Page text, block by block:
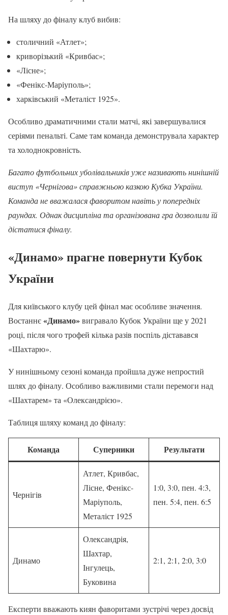
На шляху до фіналу клуб вибив:
столичний «Атлет»;
криворізький «Кривбас»;
«Лісне»;
«Фенікс-Маріуполь»;
харківський «Металіст 1925».
Особливо драматичними стали матчі, які завершувалися
серіями пенальті. Саме там команда демонструвала характер
та холоднокровність.
Багато футбольних уболівальників уже називають нинішній
виступ «Чернігова» справжньою казкою Кубка України.
Команда не вважалася фаворитом навіть у попередніх
раундах. Однак дисципліна та організована гра дозволили їй
дістатися фіналу.
«Динамо» прагне повернути Кубок
України
Для київського клубу цей фінал має особливе значення.
Востаннє«Динамо»вигравало Кубок України ще у 2021
році, після чого трофей кілька разів поспіль діставався
«Шахтарю».
У нинішньому сезоні команда пройшла дуже непростий
шлях до фіналу. Особливо важливими стали перемоги над
«Шахтарем» та «Олександрією».
Таблиця шляху команд до фіналу:
Команда Суперники Результати
Чернігів
Атлет, Кривбас,
Лісне, Фенікс-
Маріуполь,
Металіст 1925
1:0, 3:0, пен. 4:3,
пен. 5:4, пен. 6:5
Динамо
Олександрія,
Шахтар,
Інгулець,
Буковина
2:1, 2:1, 2:0, 3:0
Експерти вважають киян фаворитами зустрічі через досвід